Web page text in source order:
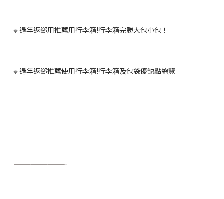
🔸過年返鄉用推薦用行李箱!行李箱完勝大包小包！
🔸過年返鄉推薦使用行李箱!行李箱及包袋優缺點總覽
—————————-